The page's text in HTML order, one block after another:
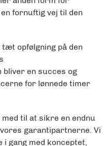
fornuftig vej til den
opfølgning på den
en succes og
for lønnede timer
til at sikre en endnu
garantipartnerne. Vi
gang med konceptet,